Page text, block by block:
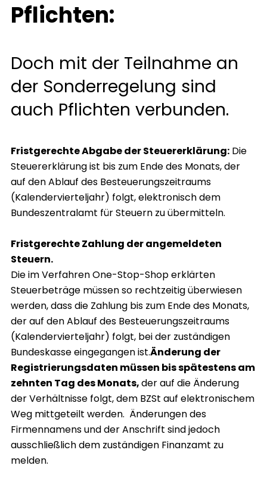
Pflichten:
Doch mit der Teilnahme an
der Sonderregelung sind
auch Pflichten verbunden.
Fristgerechte Abgabe der Steuererklärung: Die
Steuererklärung ist bis zum Ende des Monats, der
auf den Ablauf des Besteuerungszeitraums
(Kalendervierteljahr) folgt, elektronisch dem
Bundeszentralamt für Steuern zu übermitteln.
Fristgerechte Zahlung der angemeldeten
Steuern.
Die im Verfahren One-Stop-Shop erklärten
Steuerbeträge müssen so rechtzeitig überwiesen
werden, dass die Zahlung bis zum Ende des Monats,
der auf den Ablauf des Besteuerungszeitraums
(Kalendervierteljahr) folgt, bei der zuständigen
Bundeskasse eingegangen ist.Änderung der
Registrierungsdaten müssen bis spätestens am
zehnten Tag des Monats,der auf die Änderung
der Verhältnisse folgt, dem BZSt auf elektronischem
Weg mittgeteilt werden. Änderungen des
Firmennamens und der Anschrift sind jedoch
ausschließlich dem zuständigen Finanzamt zu
melden.